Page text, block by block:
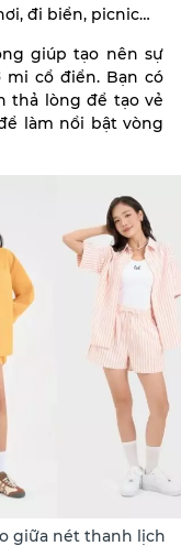
đi biển, picnic…
giúp tạo nên sự
mi cổ điển. Bạn có
thả lòng để tạo vẻ
làm nổi bật vòng
giữa nét thanh lịch